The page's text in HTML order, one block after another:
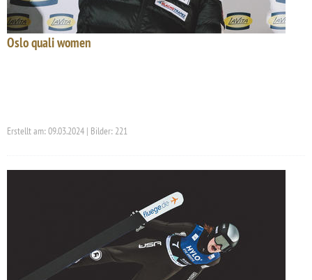
Oslo quali women
Erstellt am: 09.03.2024 | Bilder: 221